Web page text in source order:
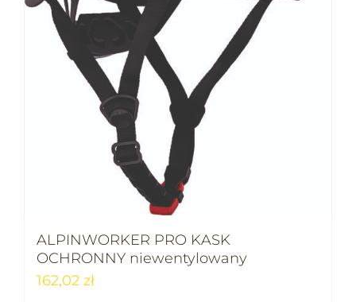
ALPINWORKER PRO KASK
OCHRONNY niewentylowany
162,02 zł